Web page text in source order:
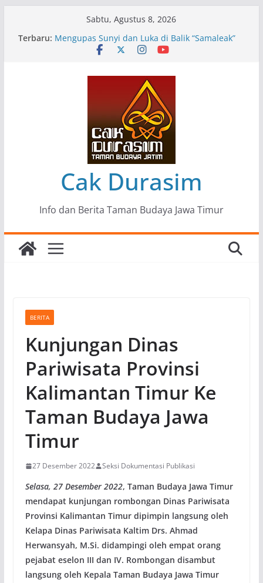
Sabtu, Agustus 8, 2026
Terbaru: Pameran Lukisan Komunitas Patria Seni Rupa
Kota Blitar : Ketika “Bergerak” Menjadi Mantra
Menjaga Marwah Seni dan Budaya: Catatan
Kunjungan Kerja Ir. Bambang Haryo Soekartono
(BHS) Anggota DPR RI ke Taman Budaya Jawa
Pameran Tunggal 35 Karya Agus Koecink
“Tumbang Tambang”, Ungkapan Kritis Tentang
Derita Pekerja Pertambangan
Cak Durasim
Info dan Berita Taman Budaya Jawa Timur
BERITA
Kunjungan Dinas
Pariwisata Provinsi
Kalimantan Timur Ke
Taman Budaya Jawa
Timur
27 Desember 2022 Seksi Dokumentasi Publikasi
Selasa, 27 Desember 2022, Taman Budaya Jawa Timur
mendapat kunjungan rombongan Dinas Pariwisata
Provinsi Kalimantan Timur dipimpin langsung oleh
Kelapa Dinas Pariwisata Kaltim Drs. Ahmad
Herwansyah, M.Si. didampingi oleh empat orang
pejabat eselon III dan IV. Rombongan disambut
langsung oleh Kepala Taman Budaya Jawa Timur